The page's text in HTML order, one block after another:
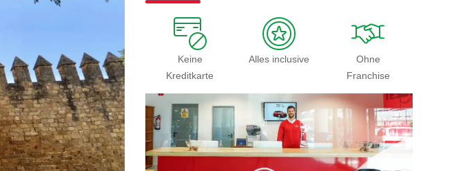
Keine
Kreditkarte
Alles inclusive
Ohne
Franchise